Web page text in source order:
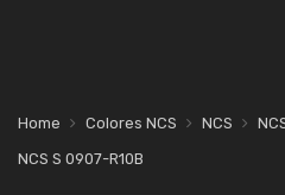
Home Colores NCS NCS
NCS S 0907-R10B